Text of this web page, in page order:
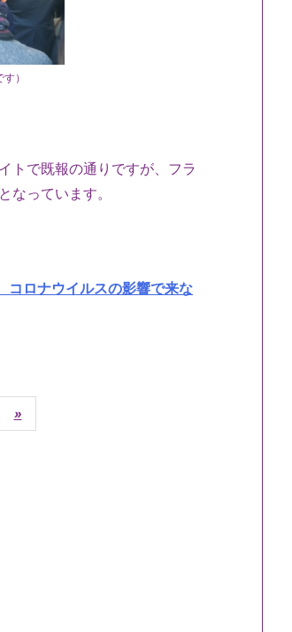
）
トで既報の通りですが、フラ
なっています。
ロナウイルスの影響で来な
»